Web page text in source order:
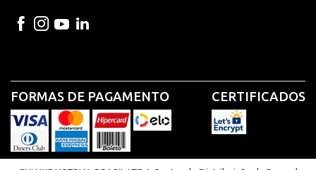
FORMAS DE PAGAMENTO CERTIFICADOS